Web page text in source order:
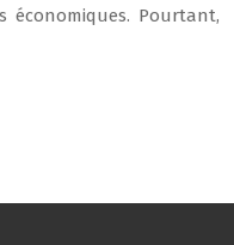
économiques. Pourtant,